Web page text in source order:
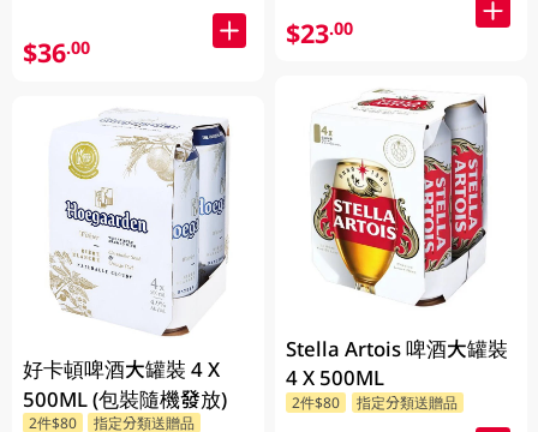
$36.00
好卡頓啤酒大罐裝 4 X
500ML (包裝隨機發放)
2件$80 指定分類送贈品
$23.00
Stella Artois 啤酒大罐裝
4 X 500ML
2件$80 指定分類送贈品